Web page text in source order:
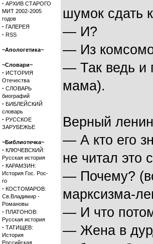
· АРХИВ СТАРОГО
МИТ 2002-2005
годов
· ГАЛЕРЕЯ
· RSS
~Апологетика~
~Словари~
· ИСТОРИЯ
Отечества
· СЛОВАРЬ
биографий
· БИБЛЕЙСКИЙ
словарь
· РУССКОЕ
ЗАРУБЕЖЬЕ
~Библиотечка~
· КЛЮЧЕВСКИЙ:
Русская история
· КАРАМЗИН:
История Гос. Рос-
го
· КОСТОМАРОВ:
Св.Владимир -
Романовы
· ПЛАТОНОВ:
Русская история
· ТАТИЩЕВ:
История
Российская
шумок сдать
— И?
— Из
— Так ведь и
мама).
Верный
— А кто его
не читал это
— Почему?
марксизма-
— И что
— Жена в